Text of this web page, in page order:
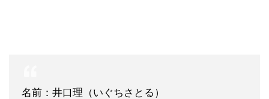
名前：井口理（いぐちさとる）